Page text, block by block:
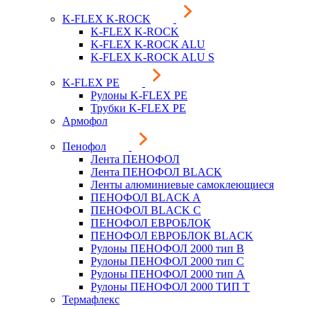
K-FLEX K-ROCK
K-FLEX K-ROCK
K-FLEX K-ROCK ALU
K-FLEX K-ROCK ALU S
K-FLEX PE
Рулоны K-FLEX PE
Трубки K-FLEX PE
Армофол
Пенофол
Лента ПЕНОФОЛ
Лента ПЕНОФОЛ BLACK
Ленты алюминиевые самоклеющиеся
ПЕНОФОЛ BLACK A
ПЕНОФОЛ BLACK С
ПЕНОФОЛ ЕВРОБЛОК
ПЕНОФОЛ ЕВРОБЛОК BLACK
Рулоны ПЕНОФОЛ 2000 тип B
Рулоны ПЕНОФОЛ 2000 тип C
Рулоны ПЕНОФОЛ 2000 тип А
Рулоны ПЕНОФОЛ 2000 ТИП Т
Термафлекс